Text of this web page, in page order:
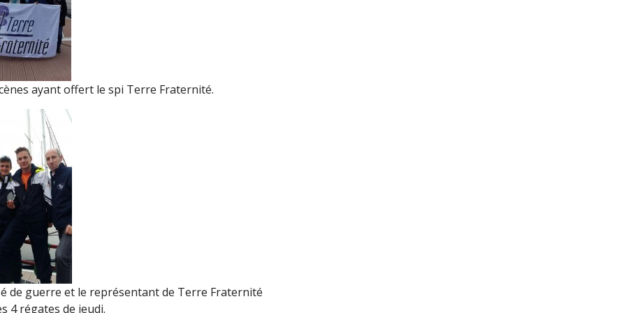
ayant offert le spi Terre Fraternité.
de guerre et le représentant de Terre Fraternité
4 régates de jeudi.